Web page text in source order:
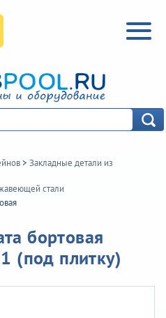
> Закладные детали из
стали
бортовая
(под плитку)